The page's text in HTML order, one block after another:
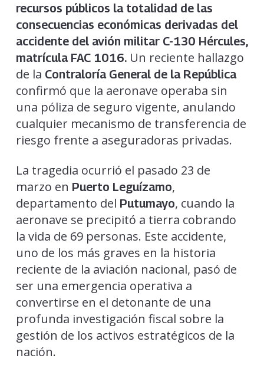
recursos públicos la totalidad de las
consecuencias económicas derivadas del
accidente del avión militar C-130 Hércules,
matrícula FAC 1016.Un reciente hallazgo
de la Contraloría General de la República
confirmó que la aeronave operaba sin
una póliza de seguro vigente, anulando
cualquier mecanismo de transferencia de
riesgo frente a aseguradoras privadas.
La tragedia ocurrió el pasado 23 de
marzo en Puerto Leguízamo,
departamento del Putumayo, cuando la
aeronave se precipitó a tierra cobrando
la vida de 69 personas. Este accidente,
uno de los más graves en la historia
reciente de la aviación nacional, pasó de
ser una emergencia operativa a
convertirse en el detonante de una
profunda investigación fiscal sobre la
gestión de los activos estratégicos de la
nación.